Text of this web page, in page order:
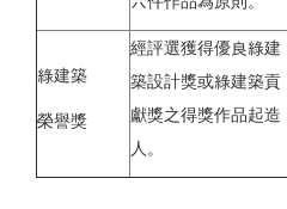
綠建築
榮譽獎
經評選獲得優良綠建
築設計獎或綠建築貢
獻獎之得獎作品起造
人。